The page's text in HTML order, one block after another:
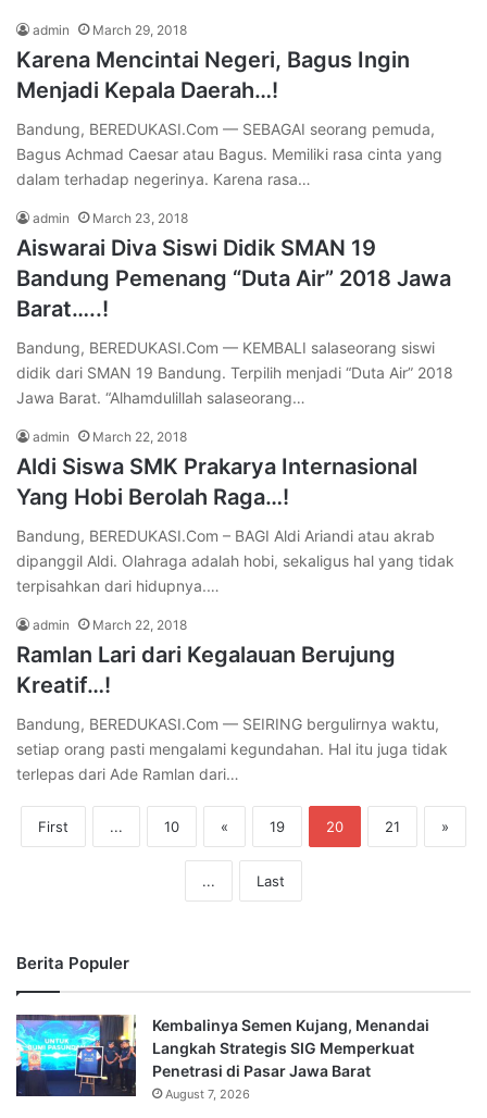
admin March 29, 2018
Karena Mencintai Negeri, Bagus Ingin
Menjadi Kepala Daerah…!
Bandung, BEREDUKASI.Com — SEBAGAI seorang pemuda,
Bagus Achmad Caesar atau Bagus. Memiliki rasa cinta yang
dalam terhadap negerinya. Karena rasa…
admin March 23, 2018
Aiswarai Diva Siswi Didik SMAN 19
Bandung Pemenang “Duta Air” 2018 Jawa
Barat…..!
Bandung, BEREDUKASI.Com — KEMBALI salaseorang siswi
didik dari SMAN 19 Bandung. Terpilih menjadi “Duta Air” 2018
Jawa Barat. “Alhamdulillah salaseorang…
admin March 22, 2018
Aldi Siswa SMK Prakarya Internasional
Yang Hobi Berolah Raga…!
Bandung, BEREDUKASI.Com – BAGI Aldi Ariandi atau akrab
dipanggil Aldi. Olahraga adalah hobi, sekaligus hal yang tidak
terpisahkan dari hidupnya.…
admin March 22, 2018
Ramlan Lari dari Kegalauan Berujung
Kreatif…!
Bandung, BEREDUKASI.Com — SEIRING bergulirnya waktu,
setiap orang pasti mengalami kegundahan. Hal itu juga tidak
terlepas dari Ade Ramlan dari…
First ... 10 « 19 20 21 »
... Last
Berita Populer
Kembalinya Semen Kujang, Menandai
Langkah Strategis SIG Memperkuat
Penetrasi di Pasar Jawa Barat
August 7, 2026